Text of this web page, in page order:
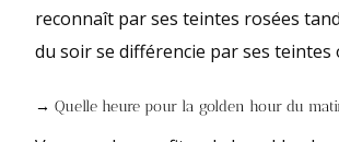
reconnaît par ses teintes rosées
du soir se différencie par ses teintes
→ Quelle heure pour la golden hour du